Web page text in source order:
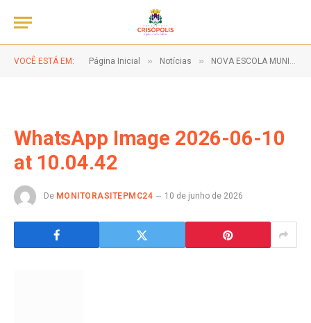
VOCÊ ESTÁ EM: Página Inicial » Notícias » NOVA ESCOLA MUNICIPAL NO POVOADO DO PACHECO!
WhatsApp Image 2026-06-10
at 10.04.42
De MONITORASITEPMC24 10 de junho de 2026